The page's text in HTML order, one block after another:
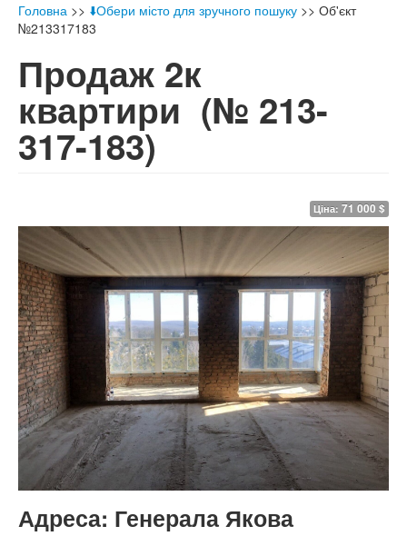
Головна >> ⬇️Обери місто для зручного пошуку >> Об'єкт
№213317183
Продаж 2к
квартири (№ 213-
317-183)
Ціна: 71 000 $
Адреса: Генерала Якова